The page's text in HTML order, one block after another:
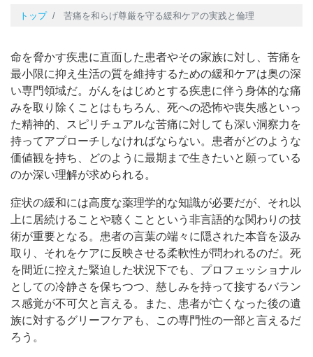
トップ 苦痛を和らげ尊厳を守る緩和ケアの実践と倫理
命を脅かす疾患に直面した患者やその家族に対し、苦痛を
最小限に抑え生活の質を維持するための緩和ケアは奥の深
い専門領域だ。がんをはじめとする疾患に伴う身体的な痛
みを取り除くことはもちろん、死への恐怖や喪失感といっ
た精神的、スピリチュアルな苦痛に対しても深い洞察力を
持ってアプローチしなければならない。患者がどのような
価値観を持ち、どのように最期まで生きたいと願っている
のか深い理解が求められる。
症状の緩和には高度な薬理学的な知識が必要だが、それ以
上に居続けることや聴くことという非言語的な関わりの技
術が重要となる。患者の言葉の端々に隠された本音を汲み
取り、それをケアに反映させる柔軟性が問われるのだ。死
を間近に控えた緊迫した状況下でも、プロフェッショナル
としての冷静さを保ちつつ、慈しみを持って接するバラン
ス感覚が不可欠と言える。また、患者が亡くなった後の遺
族に対するグリーフケアも、この専門性の一部と言えるだ
ろう。